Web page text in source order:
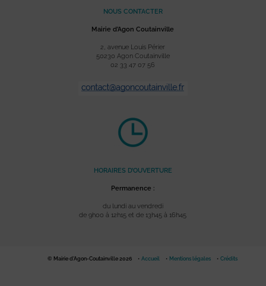
NOUS CONTACTER
Mairie d’Agon Coutainville
2, avenue Louis Périer
50230 Agon Coutainville
02 33 47 07 56
HORAIRES D’OUVERTURE
Permanence :
du lundi au vendredi
de 9h00 à 12h15 et de 13h45 à 16h45
© Mairie d'Agon-Coutainville 2026 Accueil Mentions légales Crédits